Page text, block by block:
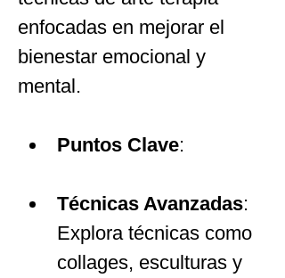
enfocadas en mejorar el
bienestar emocional y
mental.
Puntos Clave:
Técnicas Avanzadas:
Explora técnicas como
collages, esculturas y